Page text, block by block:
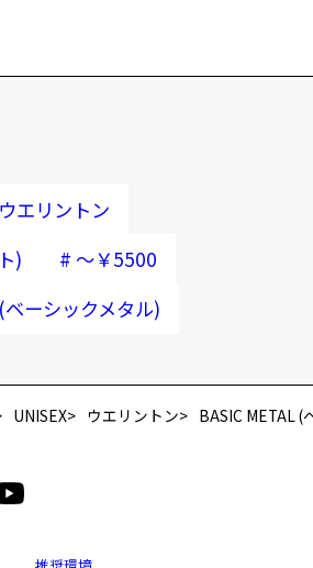
ウエリントン
) # ～￥5500
ベーシックメタル)
UNISEX ウエリントン BASIC METAL (